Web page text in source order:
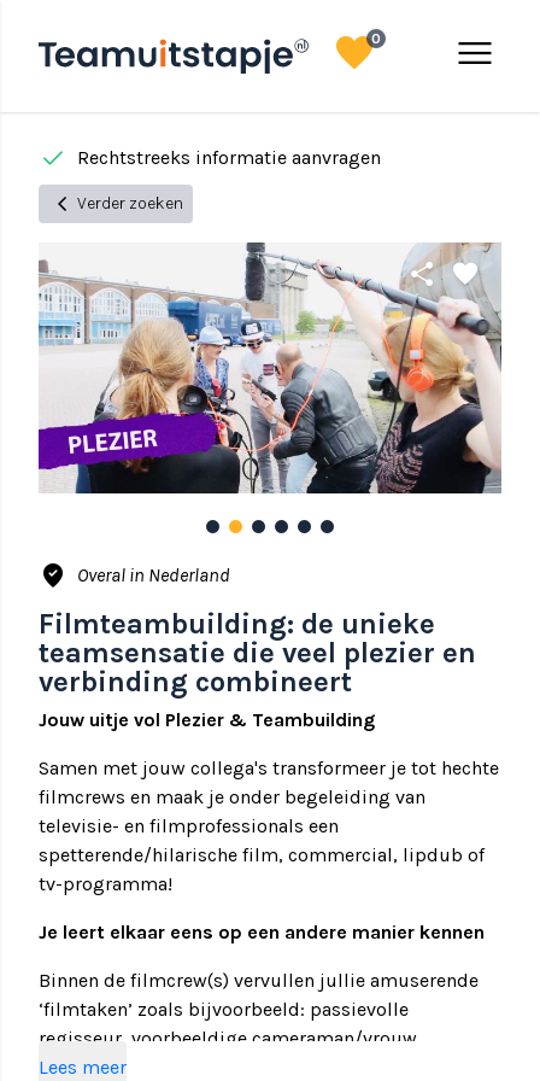
menu
favorite0
done Rechtstreeks informatie aanvragen
chevron_left Verder zoeken
Filmteambuilding: de unieke
teamsensatie die veel plezier en
verbinding combineert
Jouw uitje vol Plezier & Teambuilding
Samen met jouw collega's transformeer je tot hechte
filmcrews en maak je onder begeleiding van
televisie- en filmprofessionals een
spetterende/hilarische film, commercial, lipdub of
tv-programma!
Je leert elkaar eens op een andere manier kennen
Binnen de filmcrew(s) vervullen jullie amuserende
‘filmtaken’ zoals bijvoorbeeld: passievolle
regisseur, voorbeeldige cameraman/vrouw,
komische/avontuurlijke acteurs en vrolijke
Lees meer
share favorite
where_to_vote Overal in Nederland